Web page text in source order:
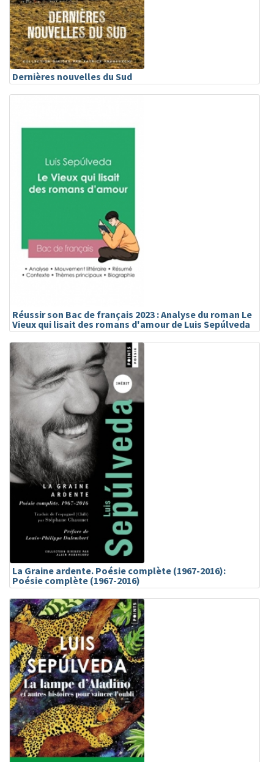
Dernières nouvelles du Sud
Réussir son Bac de français 2023 : Analyse du roman Le
Vieux qui lisait des romans d'amour de Luis Sepúlveda
La Graine ardente. Poésie complète (1967-2016):
Poésie complète (1967-2016)